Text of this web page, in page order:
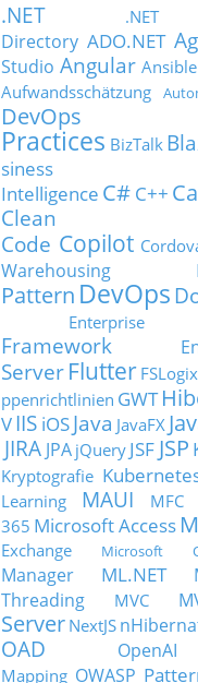
.NET
Directory ADO.NET
Studio Angular Ansible
Aufwandsschätzung
DevOps
Practices BizTalk
siness
Intelligence C# C++
Clean
Code Copilot
Warehousing
Pattern DevOps
Enterprise
Framework
Server Flutter FSLogix
ppenrichtlinien GWT
VIIS iOSJava JavaFX
JIRA JPA jQuery JSF JSP
Kryptografie
Learning
MAUI MFC
365 Microsoft Access
Exchange
Microsoft
Manager
ML.NET
Threading
MVC
Server NextJS
OAD
OpenAI
Mapping OWASP